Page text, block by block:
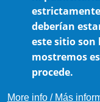
deberían
este sitio son
mostremos
procede.
More info / Más